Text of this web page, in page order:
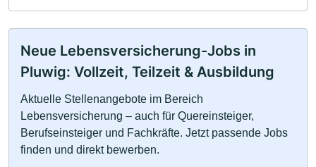
Neue Lebensversicherung-Jobs in
Pluwig: Vollzeit, Teilzeit & Ausbildung
Aktuelle Stellenangebote im Bereich
Lebensversicherung – auch für Quereinsteiger,
Berufseinsteiger und Fachkräfte. Jetzt passende Jobs
finden und direkt bewerben.